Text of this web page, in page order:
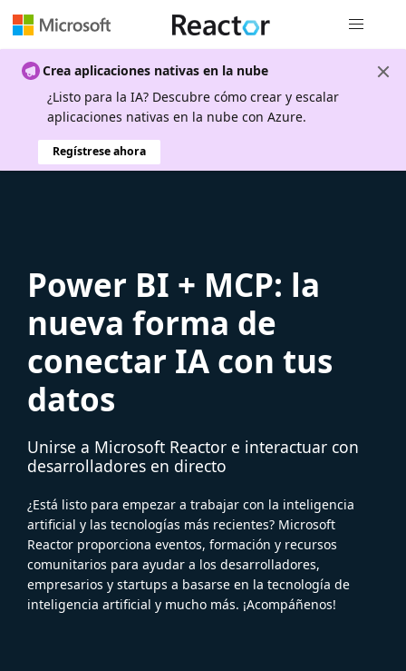
Crea aplicaciones nativas en la nube
¿Listo para la IA? Descubre cómo crear y escalar
aplicaciones nativas en la nube con Azure.
Regístrese ahora
Power BI + MCP: la
nueva forma de
conectar IA con tus
datos
Unirse a Microsoft Reactor e interactuar con
desarrolladores en directo
¿Está listo para empezar a trabajar con la inteligencia
artificial y las tecnologías más recientes? Microsoft
Reactor proporciona eventos, formación y recursos
comunitarios para ayudar a los desarrolladores,
empresarios y startups a basarse en la tecnología de
inteligencia artificial y mucho más. ¡Acompáñenos!